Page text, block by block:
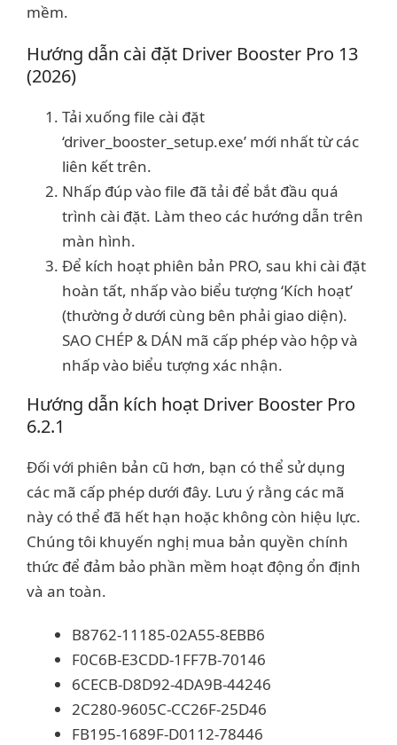
mềm.
Hướng dẫn cài đặt Driver Booster Pro 13
(2026)
Tải xuống file cài đặt
‘driver_booster_setup.exe’ mới nhất từ các
liên kết trên.
Nhấp đúp vào file đã tải để bắt đầu quá
trình cài đặt. Làm theo các hướng dẫn trên
màn hình.
Để kích hoạt phiên bản PRO, sau khi cài đặt
hoàn tất, nhấp vào biểu tượng ‘Kích hoạt’
(thường ở dưới cùng bên phải giao diện).
SAO CHÉP & DÁN mã cấp phép vào hộp và
nhấp vào biểu tượng xác nhận.
Hướng dẫn kích hoạt Driver Booster Pro
6.2.1
Đối với phiên bản cũ hơn, bạn có thể sử dụng
các mã cấp phép dưới đây. Lưu ý rằng các mã
này có thể đã hết hạn hoặc không còn hiệu lực.
Chúng tôi khuyến nghị mua bản quyền chính
thức để đảm bảo phần mềm hoạt động ổn định
và an toàn.
B8762-11185-02A55-8EBB6
F0C6B-E3CDD-1FF7B-70146
6CECB-D8D92-4DA9B-44246
2C280-9605C-CC26F-25D46
FB195-1689F-D0112-78446